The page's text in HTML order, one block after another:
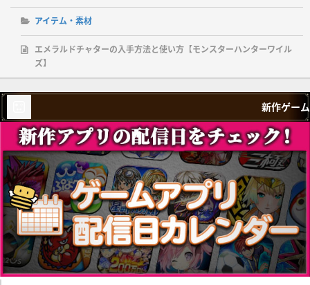
アイテム・素材
エメラルドチャターの入手方法と使い方【モンスターハンターワイル
ズ】
新作ゲーム